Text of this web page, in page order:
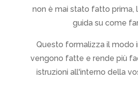
non è mai stato fatto prima,
guida su come
Questo formalizza il modo
vengono fatte e rende più
istruzioni all'interno della